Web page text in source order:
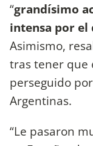
“grandísimo
intensa por el
Asimismo,
tras tener que
perseguido
Argentinas.
“Le pasaron